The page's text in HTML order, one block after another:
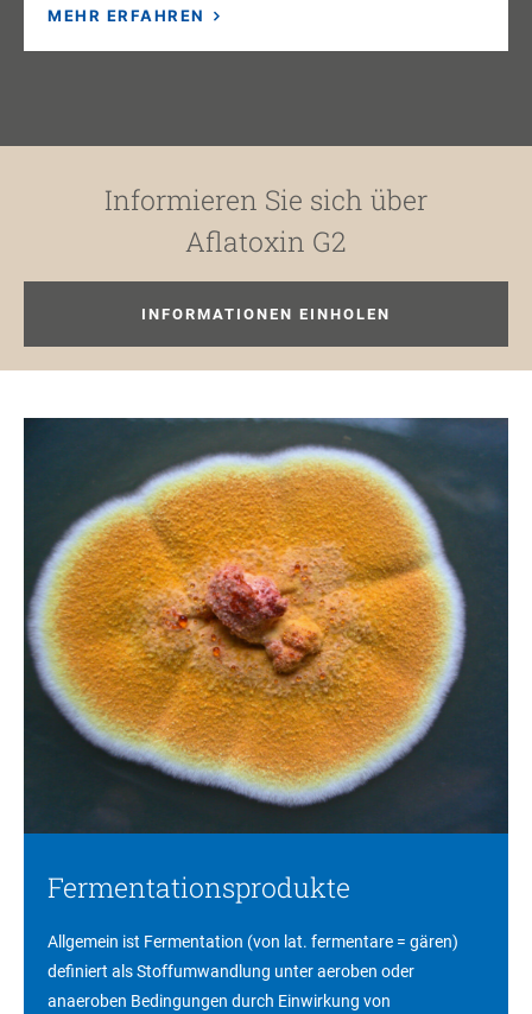
MEHR ERFAHREN
Informieren Sie sich über
Aflatoxin G2
INFORMATIONEN EINHOLEN
Fermentationsprodukte
Allgemein ist Fermentation (von lat. fermentare = gären)
definiert als Stoffumwandlung unter aeroben oder
anaeroben Bedingungen durch Einwirkung von